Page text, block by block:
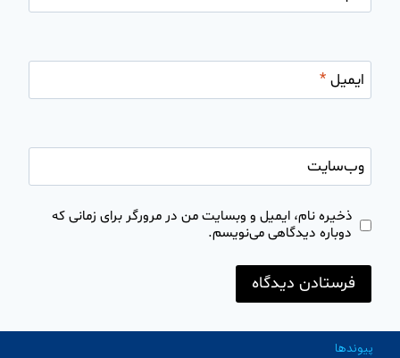
ایمیل*
وب‌سایت
ذخیره نام، ایمیل و وبسایت من در مرورگر برای زمانی که
دوباره دیدگاهی می‌نویسم.
پیوندها